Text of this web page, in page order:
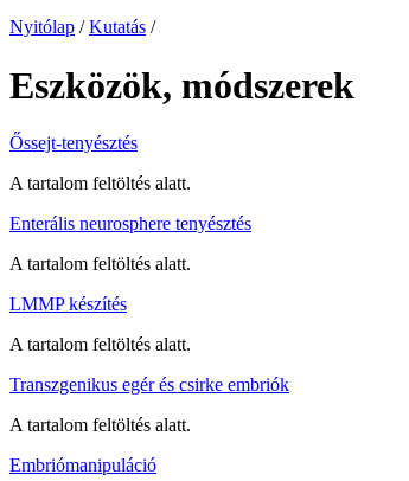
Nyitólap / Kutatás /
Eszközök, módszerek
Őssejt-tenyésztés
A tartalom feltöltés alatt.
Enterális neurosphere tenyésztés
A tartalom feltöltés alatt.
LMMP készítés
A tartalom feltöltés alatt.
Transzgenikus egér és csirke embriók
A tartalom feltöltés alatt.
Embriómanipuláció